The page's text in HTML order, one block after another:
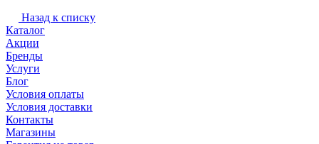
Назад к списку
Каталог
Акции
Бренды
Услуги
Блог
Условия оплаты
Условия доставки
Контакты
Магазины